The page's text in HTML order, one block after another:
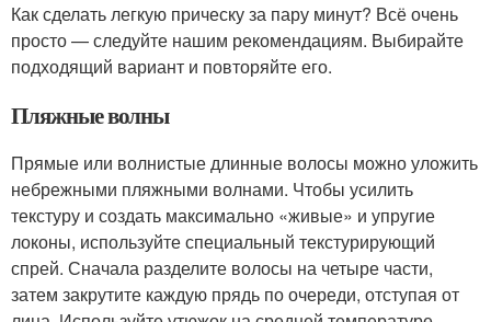
Как сделать легкую прическу за пару минут? Всё очень
просто — следуйте нашим рекомендациям. Выбирайте
подходящий вариант и повторяйте его.
Пляжные волны
Прямые или волнистые длинные волосы можно уложить
небрежными пляжными волнами. Чтобы усилить
текстуру и создать максимально «живые» и упругие
локоны, используйте специальный текстурирующий
спрей. Сначала разделите волосы на четыре части,
затем закрутите каждую прядь по очереди, отступая от